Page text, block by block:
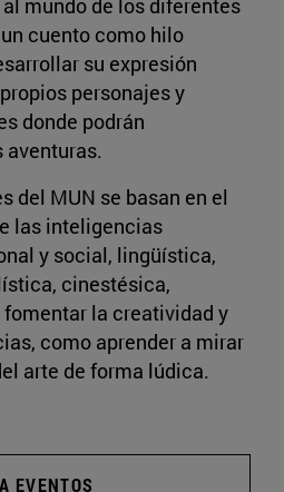
mundo de los diferentes
cuento como hilo
su expresión
personajes y
donde podrán
aventuras.
del MUN se basan en el
las inteligencias
y social, lingüística,
cinestésica,
la creatividad y
como aprender a mirar
arte de forma lúdica.
EVENTOS